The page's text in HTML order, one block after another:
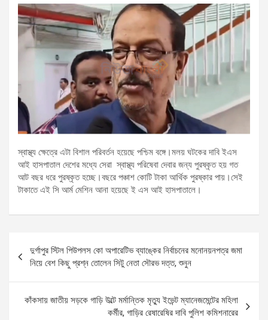
স্বাস্থ্য ক্ষেত্রে এটা বিশাল পরিবর্তন হয়েছে পশ্চিম বঙ্গে।মলয় ঘটকের দাবি ইএস
আই হাসপাতাল দেশের মধ্যে সেরা স্বাস্থ্য পরিষেবা দেবার জন্য পুরষ্কৃত হয় গত
আট বছর ধরে পুরষ্কৃত হচ্ছে।বছরে পঞ্চাশ কোটি টাকা আর্থিক পুরষ্কার পায়।সেই
টাকাতে এই সি আর্ম মেশিন আনা হয়েছে ই এস আই হাসপাতালে।
Post
navigation
দুর্গাপুর স্টিল পিউপলস কো অপারেটিভ ব্যাঙ্কের নির্বাচনের মনোনয়নপত্র জমা
নিয়ে বেশ কিছু প্রশ্ন তোলেন সিটু নেতা সৌরভ দত্ত, শুনুন
কাঁকসায় জাতীয় সড়কে গাড়ি উল্টে মর্মান্তিক মৃত্যু ইভেন্ট ম্যানেজমেন্টের মহিলা
Copyright © নিউজ বাংলা ডিজিটাল 2026